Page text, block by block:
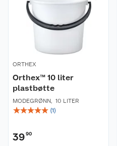
ORTHEX
Orthex™ 10 liter
plastbøtte
MODEGRØNN, 10 LITER
☆☆☆☆☆ (1)
3990